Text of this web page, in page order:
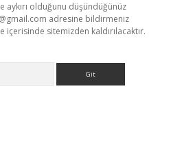
aykırı olduğunu düşündüğünüz
adresine bildirmeniz
sitemizden kaldırılacaktır.